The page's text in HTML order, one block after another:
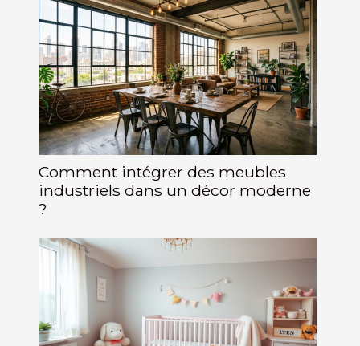
Comment intégrer des meubles
industriels dans un décor moderne
?